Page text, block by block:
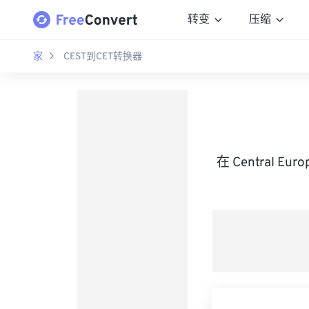
转变 压缩
家 CEST到CET转换器
在 Central